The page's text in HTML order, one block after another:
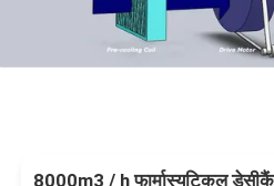
8000m3 / h फार्मास्युटिकल